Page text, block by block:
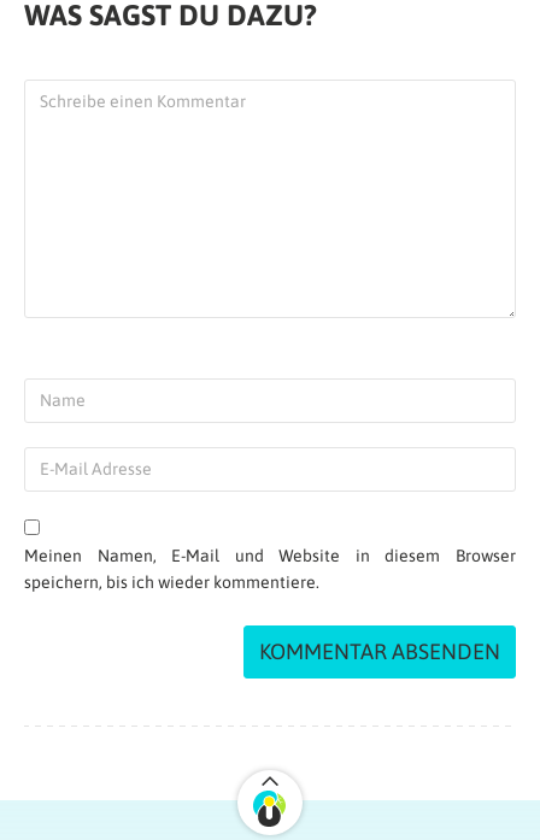
WAS SAGST DU DAZU?
Meinen Namen, E-Mail und Website in diesem Browser
speichern, bis ich wieder kommentiere.